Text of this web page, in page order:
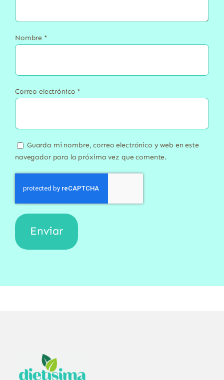
Nombre *
Correo electrónico *
Guarda mi nombre, correo electrónico y web en este
navegador para la próxima vez que comente.